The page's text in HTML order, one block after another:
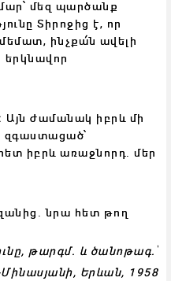
մեզ պարծանք
Տիրոջից է, որ
ինչքա՛ն ավելի
երկնավոր
Այն ժամանակ իբրև մի
զգաստացած՝
իբրև առաջնորդ. մեր
նրա հետ թող
թարգմ. և ծանոթագ.՝
Երևան, 1958